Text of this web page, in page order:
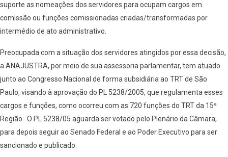
suporte as nomeações dos servidores para ocupam cargos em
comissão ou funções comissionadas criadas/transformadas por
intermédio de ato administrativo.
Preocupada com a situação dos servidores atingidos por essa decisão,
a ANAJUSTRA, por meio de sua assessoria parlamentar, tem atuado
junto ao Congresso Nacional de forma subsidiária ao TRT de São
Paulo, visando à aprovação do PL 5238/2005, que regulamenta esses
cargos e funções, como ocorreu com as 720 funções do TRT da 15ª
Região. O PL 5238/05 aguarda ser votado pelo Plenário da Câmara,
para depois seguir ao Senado Federal e ao Poder Executivo para ser
sancionado e publicado.